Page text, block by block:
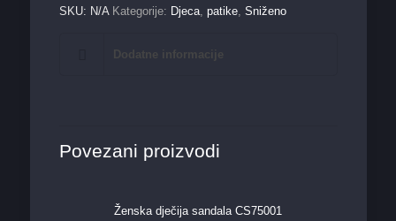
količina
SKU: N/A Kategorije: Djeca, patike, Sniženo
Dodatne informacije
Povezani proizvodi
Ženska dječija sandala CS75001